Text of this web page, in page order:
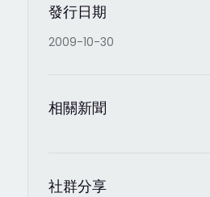
發行日期
2009-10-30
相關新聞
社群分享